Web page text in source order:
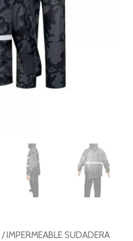
/ IMPERMEABLE SUDADERA